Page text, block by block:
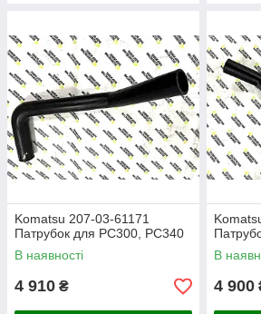
Komatsu 207-03-61171
Патрубок для PC300, PC340
В наявності
4 910 ₴
В
4 900